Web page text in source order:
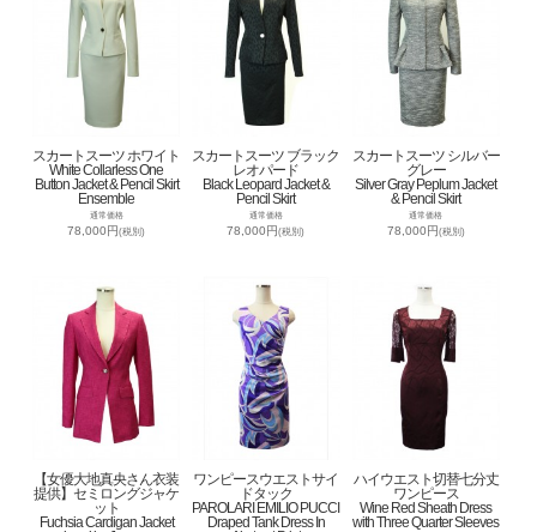
スカートスーツ ホワイト
White Collarless One
Button Jacket & Pencil Skirt
Ensemble
通常価格
78,000円(税別)
スカートスーツ ブラック
レオパード
Black Leopard Jacket &
Pencil Skirt
通常価格
78,000円(税別)
スカートスーツ シルバー
グレー
Silver Gray Peplum Jacket
& Pencil Skirt
通常価格
78,000円(税別)
【女優大地真央さん衣装
提供】セミロングジャケ
ット
Fuchsia Cardigan Jacket
ワンピースウエストサイ
ドタック
PAROLARI EMILIO PUCCI
Draped Tank Dress In
ハイウエスト切替七分丈
ワンピース
Wine Red Sheath Dress
with Three Quarter Sleeves